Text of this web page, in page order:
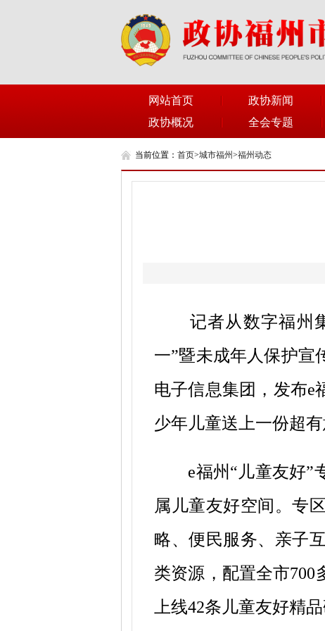
网站首页 政协新闻
政协概况
全会专题
当前位置： 首页>城市福州>福州动态
记者从数字福州集
一”暨未成年人保护宣
电子信息集团，发布e
少年儿童送上一份超有
e福州“儿童友好”
属儿童友好空间。专
略、便民服务、亲子
类资源，配置全市
上线42条儿童友好精